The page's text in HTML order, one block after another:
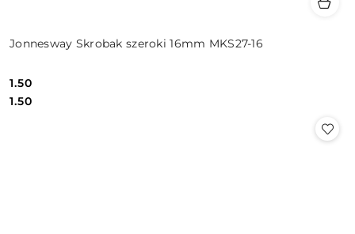
Jonnesway Skrobak szeroki 16mm MKS27-16
Cena:
1.50
Cena:
1.50